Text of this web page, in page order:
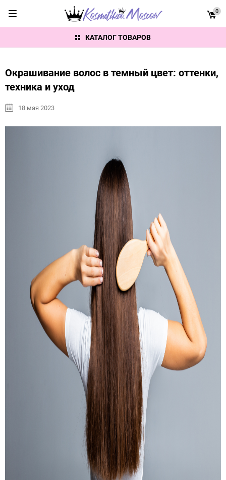
КАТАЛОГ ТОВАРОВ
0
Окрашивание волос в темный цвет: оттенки,
техника и уход
18 мая 2023